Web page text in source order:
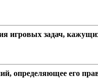
игровых задач,
определяющее его